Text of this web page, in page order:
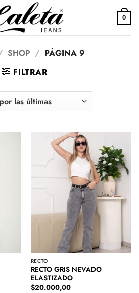
0
SHOP / PÁGINA 9
FILTRAR
RECTO
RECTO GRIS NEVADO
ELASTIZADO
$20.000,00